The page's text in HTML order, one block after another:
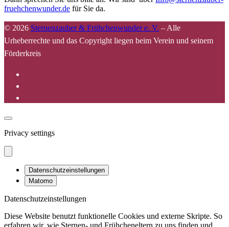
fruehchenwunder.de für Sie da.
© 2026 Sternenzauber & Frühchenwunder e. V. – Alle
Urheberrechte und das Copyright liegen beim Verein und seinem
Förderkreis
Privacy settings
Datenschutzeinstellungen
Matomo
Datenschutzeinstellungen
Diese Website benutzt funktionelle Cookies und externe Skripte. So
erfahren wir, wie Sternen- und Frühcheneltern zu uns finden und